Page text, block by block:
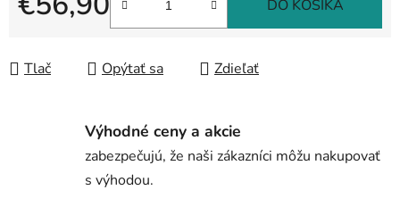
Jednotková cena:
DO KOŠÍKA
Tlač Opýtať sa Zdieľať
Výhodné ceny a akcie
zabezpečujú, že naši zákazníci môžu nakupovať
s výhodou.